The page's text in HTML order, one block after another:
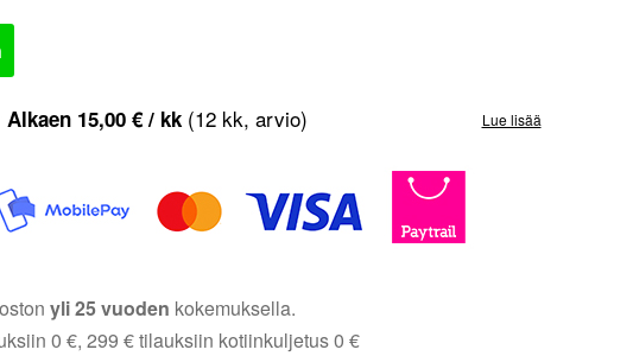
Alkaen 15,00 €/ kk(12 kk, arvio) Lue lisää
yli 25 vuoden kokemuksella.
0 €, 299 € tilauksiin kotiinkuljetus 0 €